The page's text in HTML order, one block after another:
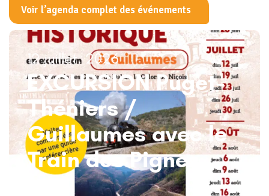
12 juillet. 2026
EXCURSION Puget-
Théniers /
Guillaumes avec le
Train des Pignes
Voir l’agenda complet des événements